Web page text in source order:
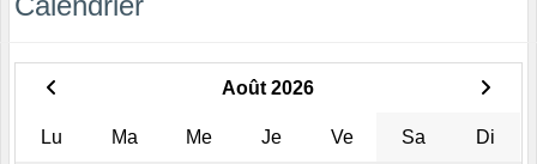
Août 2026
Lu Ma Me Je Ve Sa Di